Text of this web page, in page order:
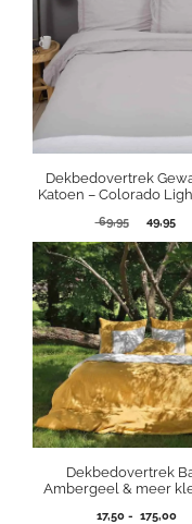
Dekbedovertrek
Katoen – Colorado
69,95
was:
69,95.
49,95
is:
Dekbedovertrek
Ambergeel & meer
17,50 - 175,00